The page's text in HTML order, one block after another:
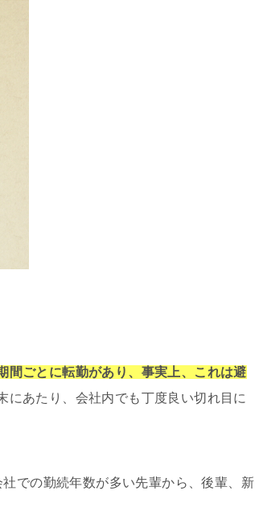
間ごとに転勤があり、事実上、これは避
にあたり、会社内でも丁度良い切れ目に
社での勤続年数が多い先輩から、後輩、新